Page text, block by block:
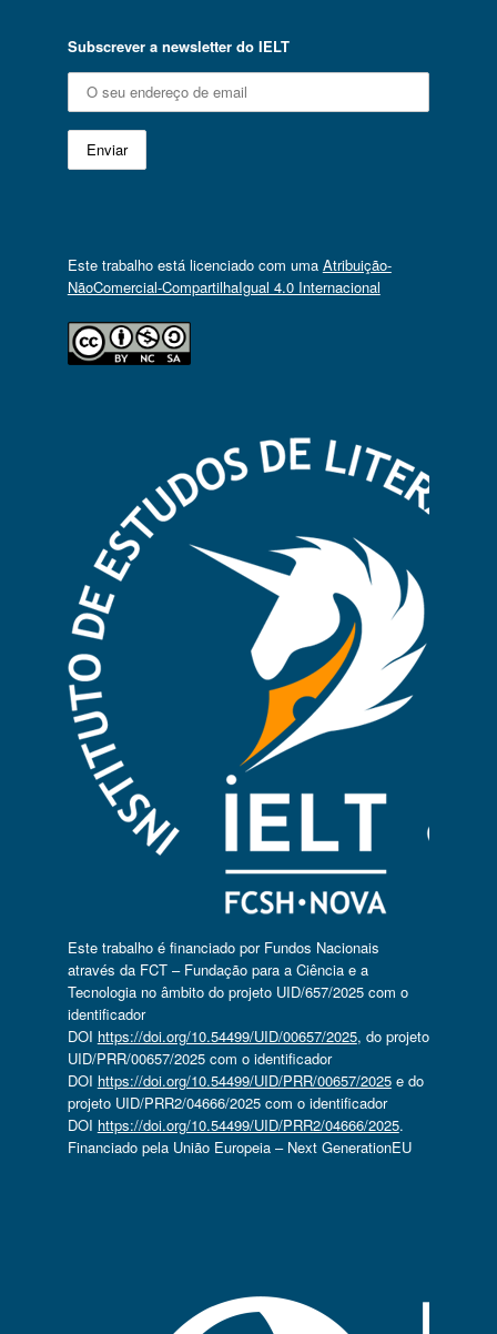
Subscrever a newsletter do IELT
Este trabalho está licenciado com uma Atribuição-
NãoComercial-CompartilhaIgual 4.0 Internacional
Este trabalho é financiado por Fundos Nacionais
através da FCT – Fundação para a Ciência e a
Tecnologia no âmbito do projeto UID/657/2025 com o
identificador
DOI https://doi.org/10.54499/UID/00657/2025, do projeto
UID/PRR/00657/2025 com o identificador
DOI https://doi.org/10.54499/UID/PRR/00657/2025e do
projeto UID/PRR2/04666/2025 com o identificador
DOI https://doi.org/10.54499/UID/PRR2/04666/2025.
Financiado pela União Europeia – Next GenerationEU